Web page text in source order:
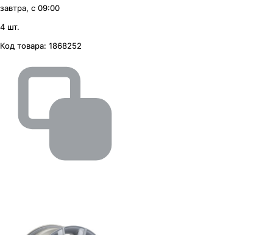
завтра, с 09:00
4 шт.
Код товара: 1868252